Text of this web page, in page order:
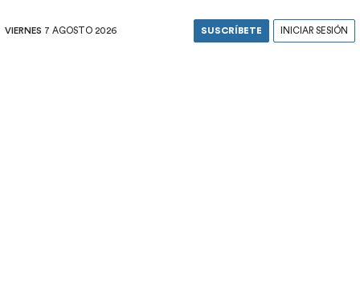
VIERNES 7 AGOSTO 2026 SUSCRÍBETE INICIAR SESIÓN